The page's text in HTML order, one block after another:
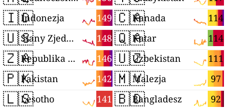
🇮🇩 149
Indonezja
🇺🇸 148
Stany Zjednoczone
🇿🇦 146
Republika Południowej Afryki
🇵🇰 142
Pakistan
🇱🇸 141
Lesotho
🇨🇦 114
Kanada
🇶🇦 114
Katar
🇺🇿 111
Uzbekistan
🇲🇾 97
Malezja
🇧🇩 92
Bangladesz